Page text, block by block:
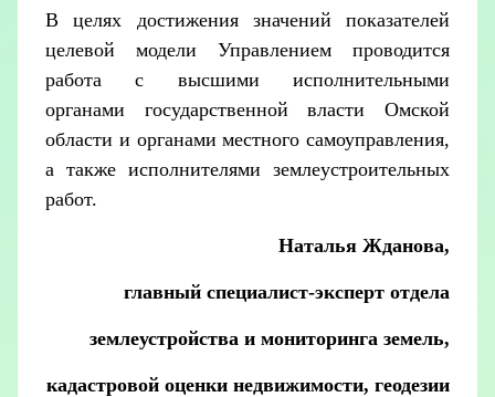
В целях достижения значений показателей
целевой модели Управлением проводится
работа с высшими исполнительными
органами государственной власти Омской
области и органами местного самоуправления,
а также исполнителями землеустроительных
работ.
Наталья Жданова,
главный специалист-эксперт отдела
землеустройства и мониторинга земель,
кадастровой оценки недвижимости, геодезии